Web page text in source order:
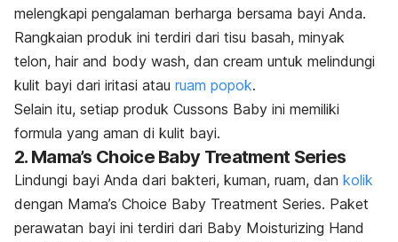
melengkapi pengalaman berharga bersama bayi Anda.
Rangkaian produk ini terdiri dari tisu basah, minyak
telon, hair and body wash, dan cream untuk melindungi
kulit bayi dari iritasi atau ruam popok.
Selain itu, setiap produk Cussons Baby ini memiliki
formula yang aman di kulit bayi.
2. Mama’s Choice Baby Treatment Series
Lindungi bayi Anda dari bakteri, kuman, ruam, dan kolik
dengan Mama’s Choice Baby Treatment Series. Paket
perawatan bayi ini terdiri dari Baby Moisturizing Hand